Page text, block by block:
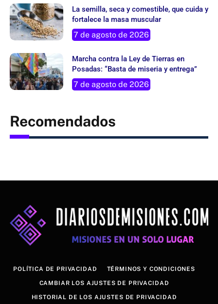
La semilla, seca y comestible, que cuida y
fortalece la masa muscular
7 de agosto de 2026
Marcha contra la Ley de Tierras en
Posadas: “Basta de miseria y entrega”
7 de agosto de 2026
Recomendados
POLÍTICA DE PRIVACIDAD TÉRMINOS Y CONDICIONES
CAMBIAR LOS AJUSTES DE PRIVACIDAD
HISTORIAL DE LOS AJUSTES DE PRIVACIDAD